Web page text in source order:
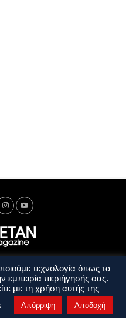
Όροι Χρήσης
τεχνολογία όπως τα
εμπειρία περιήγησής σας.
με τη χρήση αυτής της
Απόρριψη Αποδοχή